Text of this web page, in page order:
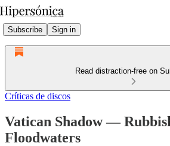
Subscribe Sign in
Read distraction-free on
Críticas de discos
Vatican Shadow —
Floodwaters